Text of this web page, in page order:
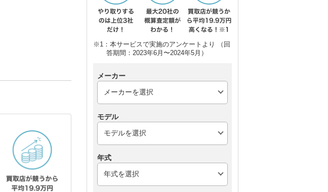
※1：本サービスで実施のアンケートより （回
答期間：2023年6月〜2024年5月）
メーカー
モデル
年式